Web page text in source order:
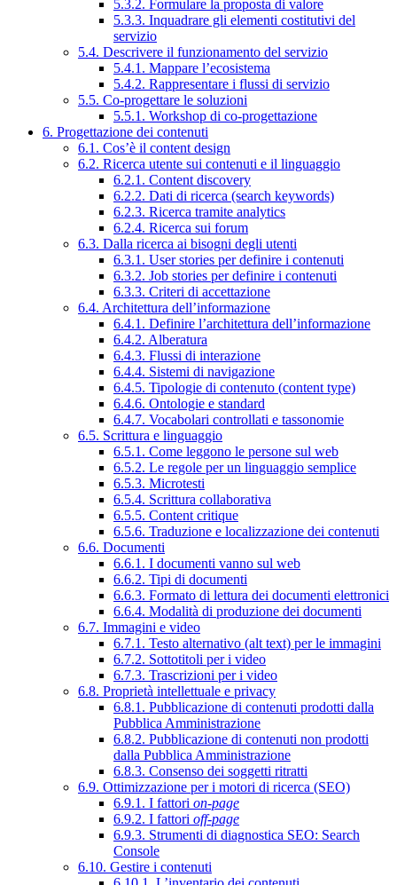
5.3.2. Formulare la proposta di valore
5.3.3. Inquadrare gli elementi costitutivi del
servizio
5.4. Descrivere il funzionamento del servizio
5.4.1. Mappare l’ecosistema
5.4.2. Rappresentare i flussi di servizio
5.5. Co-progettare le soluzioni
5.5.1. Workshop di co-progettazione
6. Progettazione dei contenuti
6.1. Cos’è il content design
6.2. Ricerca utente sui contenuti e il linguaggio
6.2.1. Content discovery
6.2.2. Dati di ricerca (search keywords)
6.2.3. Ricerca tramite analytics
6.2.4. Ricerca sui forum
6.3. Dalla ricerca ai bisogni degli utenti
6.3.1. User stories per definire i contenuti
6.3.2. Job stories per definire i contenuti
6.3.3. Criteri di accettazione
6.4. Architettura dell’informazione
6.4.1. Definire l’architettura dell’informazione
6.4.2. Alberatura
6.4.3. Flussi di interazione
6.4.4. Sistemi di navigazione
6.4.5. Tipologie di contenuto (content type)
6.4.6. Ontologie e standard
6.4.7. Vocabolari controllati e tassonomie
6.5. Scrittura e linguaggio
6.5.1. Come leggono le persone sul web
6.5.2. Le regole per un linguaggio semplice
6.5.3. Microtesti
6.5.4. Scrittura collaborativa
6.5.5. Content critique
6.5.6. Traduzione e localizzazione dei contenuti
6.6. Documenti
6.6.1. I documenti vanno sul web
6.6.2. Tipi di documenti
6.6.3. Formato di lettura dei documenti elettronici
6.6.4. Modalità di produzione dei documenti
6.7. Immagini e video
6.7.1. Testo alternativo (alt text) per le immagini
6.7.2. Sottotitoli per i video
6.7.3. Trascrizioni per i video
6.8. Proprietà intellettuale e privacy
6.8.1. Pubblicazione di contenuti prodotti dalla
Pubblica Amministrazione
6.8.2. Pubblicazione di contenuti non prodotti
dalla Pubblica Amministrazione
6.8.3. Consenso dei soggetti ritratti
6.9. Ottimizzazione per i motori di ricerca (SEO)
6.9.1. I fattori on-page
6.9.2. I fattori off-page
6.9.3. Strumenti di diagnostica SEO: Search
Console
6.10. Gestire i contenuti